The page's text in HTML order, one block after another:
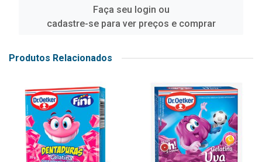
Faça seu login ou
cadastre-se para ver preços e comprar
Produtos Relacionados